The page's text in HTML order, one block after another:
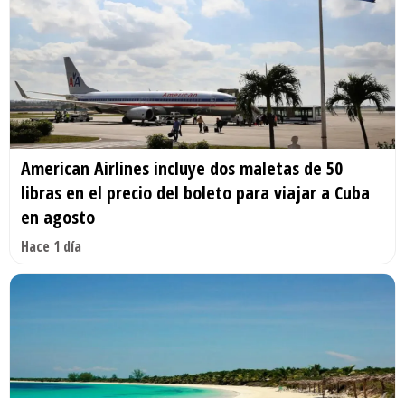
American Airlines incluye dos maletas de 50
libras en el precio del boleto para viajar a Cuba
en agosto
Hace 1 día